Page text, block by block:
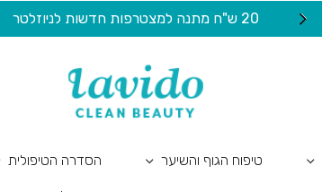
20 ש"ח מתנה למצטרפות חדשות לניוזלטר
טיפוח הגוף והשיער הסדרה הטיפולית